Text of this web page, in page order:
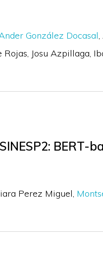
González Docasal
Rojas Josu Azpillaga
Perez Miguel